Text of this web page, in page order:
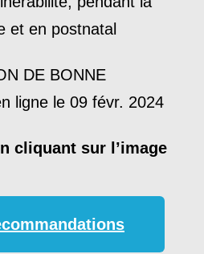
et en postnatal
DE BONNE
ligne le 09 févr. 2024
cliquant sur l’image